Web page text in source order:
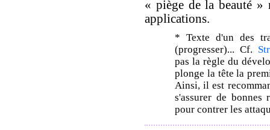
« piège de la beauté »
applications.
* Texte d'un des
(progresser)... Cf.
pas la règle du
plonge la tête la
Ainsi, il est
s'assurer de bonnes
pour contrer les